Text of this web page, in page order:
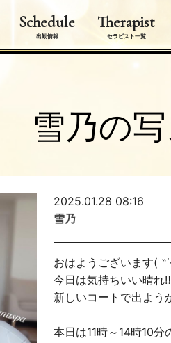
Schedule
出勤情報
Therapist
セラピスト一覧
雪乃の
2025.01.28 08:16
雪乃
おはようございます(
今日は気持ちいい晴れ
新しいコートで出よう
本日は11時～14時10分